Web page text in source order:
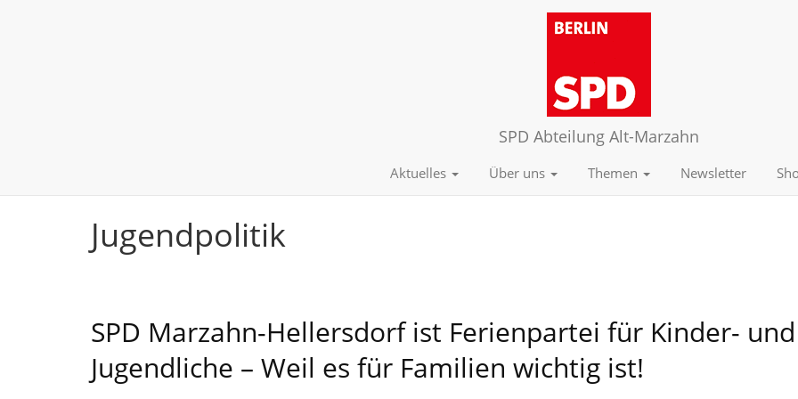
SPD Abteilung Alt-Marzahn
Aktuelles Über uns Themen Newsletter
Jugendpolitik
SPD Marzahn-Hellersdorf ist Ferienpartei für Kinder- und
Jugendliche – Weil es für Familien wichtig ist!